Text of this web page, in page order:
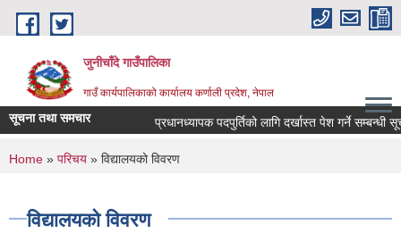
Skip to main content
जुनीचाँदे गाउँपालिका
गाउँ कार्यपालिकाको कार्यालय कर्णाली प्रदेश, नेपाल
सूचना तथा समचार प्रधानध्यापक पदपुर्तिको लागि दर्खास्त पेश गर्ने सम्बन्धी
You are here
Home » परिचय » विद्यालयको विवरण
विद्यालयको विवरण